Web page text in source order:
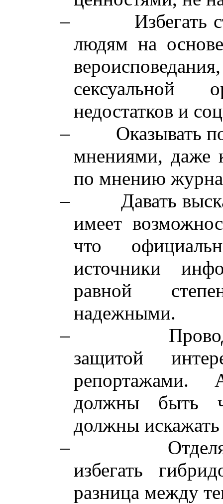
–
Избегать
людям на
сексуальной
недостатков и
–
Оказывать
мнениями, даже
по мнению
–
Давать
имеет
что
источники
равной
надежными.
–
защитой
репортажами.
должны быть
должны искажать
–
избегать
разница между